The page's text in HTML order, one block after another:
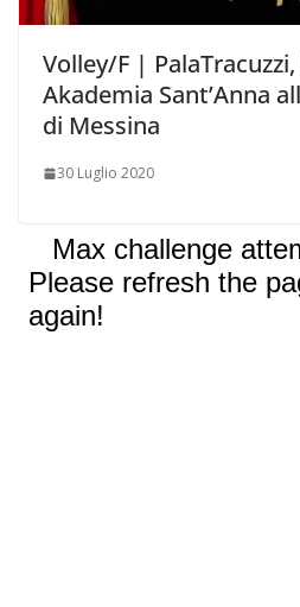
Volley/F |
Akademia Sant’Anna
di Messina
30 Luglio 2020